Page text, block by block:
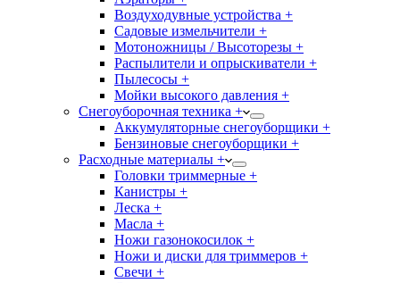
Воздуходувные устройства +
Садовые измельчители +
Мотоножницы / Высоторезы +
Распылители и опрыскиватели +
Пылесосы +
Мойки высокого давления +
Снегоуборочная техника +
Аккумуляторные снегоуборщики +
Бензиновые снегоуборщики +
Расходные материалы +
Головки триммерные +
Канистры +
Леска +
Масла +
Ножи газонокосилок +
Ножи и диски для триммеров +
Свечи +